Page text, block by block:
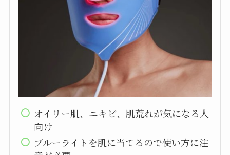
オイリー肌、ニキビ、肌荒れが気になる人
向け
ブルーライトを肌に当てるので使い方に注